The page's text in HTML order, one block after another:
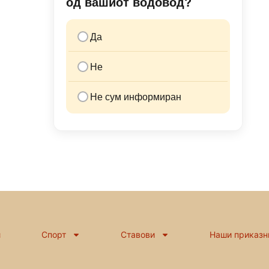
Да
Не
Не сум информиран
Спорт Ставови Наши